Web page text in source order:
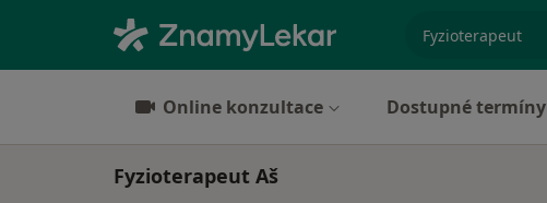
Online konzultace Dostupné termíny
Fyzioterapeut Aš